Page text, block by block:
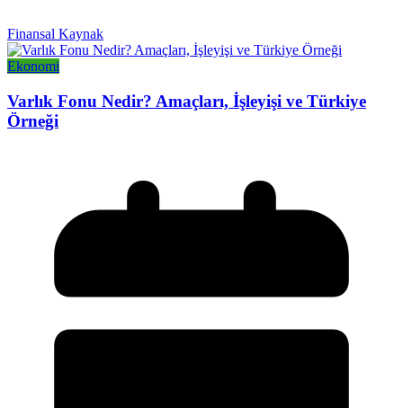
Finansal Kaynak
Ekonomi
Varlık Fonu Nedir? Amaçları, İşleyişi ve Türkiye
Örneği